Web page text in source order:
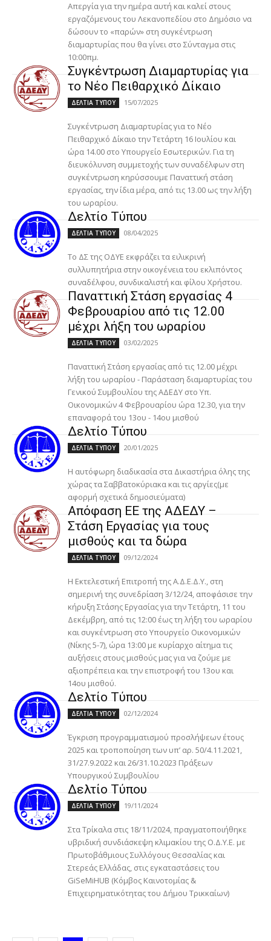
Απεργία για την ημέρα αυτή και καλεί στους
εργαζόμενους του Λεκανοπεδίου στο Δημόσιο να
δώσουν το «παρών» στη συγκέντρωση
διαμαρτυρίας που θα γίνει στο Σύνταγμα στις
10:00πμ.
Συγκέντρωση Διαμαρτυρίας για
το Νέο Πειθαρχικό Δίκαιο
ΔΕΛΤΙΑ ΤΥΠΟΥ 15/07/2025
Συγκέντρωση Διαμαρτυρίας για το Νέο
Πειθαρχικό Δίκαιο την Τετάρτη 16 Ιουλίου και
ώρα 14.00 στο Υπουργείο Εσωτερικών. Για τη
διευκόλυνση συμμετοχής των συναδέλφων στη
συγκέντρωση κηρύσσουμε Παναττική στάση
εργασίας, την ίδια μέρα, από τις 13.00 ως την λήξη
του ωραρίου.
Δελτίο Τύπου
ΔΕΛΤΙΑ ΤΥΠΟΥ 08/04/2025
Το ΔΣ της ΟΔΥΕ εκφράζει τα ειλικρινή
συλλυπητήρια στην οικογένεια του εκλιπόντος
συναδέλφου, συνδικαλιστή και φίλου Χρήστου.
Παναττική Στάση εργασίας 4
Φεβρουαρίου από τις 12.00
μέχρι λήξη του ωραρίου
ΔΕΛΤΙΑ ΤΥΠΟΥ 03/02/2025
Παναττική Στάση εργασίας από τις 12.00 μέχρι
λήξη του ωραρίου - Παράσταση διαμαρτυρίας του
Γενικού Συμβουλίου της ΑΔΕΔΥ στο Υπ.
Οικονομικών 4 Φεβρουαρίου ώρα 12.30, για την
επαναφορά του 13ου - 14ου μισθού
Δελτίο Τύπου
ΔΕΛΤΙΑ ΤΥΠΟΥ 20/01/2025
Η αυτόφωρη διαδικασία στα Δικαστήρια όλης της
χώρας τα Σαββατοκύριακα και τις αργίες(με
αφορμή σχετικά δημοσιεύματα)
Απόφαση ΕΕ της ΑΔΕΔΥ –
Στάση Εργασίας για τους
μισθούς και τα δώρα
ΔΕΛΤΙΑ ΤΥΠΟΥ 09/12/2024
Η Εκτελεστική Επιτροπή της Α.Δ.Ε.Δ.Υ., στη
σημερινή της συνεδρίαση 3/12/24, αποφάσισε την
κήρυξη Στάσης Εργασίας για την Τετάρτη, 11 του
Δεκέμβρη, από τις 12:00 έως τη λήξη του ωραρίου
και συγκέντρωση στο Υπουργείο Οικονομικών
(Νίκης 5-7), ώρα 13:00 με κυρίαρχο αίτημα τις
αυξήσεις στους μισθούς μας για να ζούμε με
αξιοπρέπεια και την επιστροφή του 13ου και
14ου μισθού.
Δελτίο Τύπου
ΔΕΛΤΙΑ ΤΥΠΟΥ 02/12/2024
Έγκριση προγραμματισμού προσλήψεων έτους
2025 και τροποποίηση των υπ’ αρ. 50/4.11.2021,
31/27.9.2022 και 26/31.10.2023 Πράξεων
Υπουργικού Συμβουλίου
Δελτίο Τύπου
ΔΕΛΤΙΑ ΤΥΠΟΥ 19/11/2024
Στα Τρίκαλα στις 18/11/2024, πραγματοποιήθηκε
υβριδική συνδιάσκεψη κλιμακίου της Ο.Δ.Υ.Ε. με
Πρωτοβάθμιους Συλλόγους Θεσσαλίας και
Στερεάς Ελλάδας, στις εγκαταστάσεις του
GiSeMiHUB (Κόμβος Καινοτομίας &
Επιχειρηματικότητας του Δήμου Τρικκαίων)